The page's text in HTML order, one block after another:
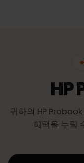
HP
귀하의 HP
혜택을 누릴